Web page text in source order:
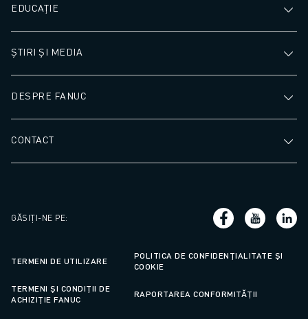
EDUCAȚIE
ȘTIRI ȘI MEDIA
DESPRE FANUC
CONTACT
GĂSIȚI-NE PE:
TERMENI DE UTILIZARE
POLITICA DE CONFIDENȚIALITATE ȘI
COOKIE
TERMENI ȘI CONDIȚII DE
ACHIZIȚIE FANUC
RAPORTAREA CONFORMITĂȚII